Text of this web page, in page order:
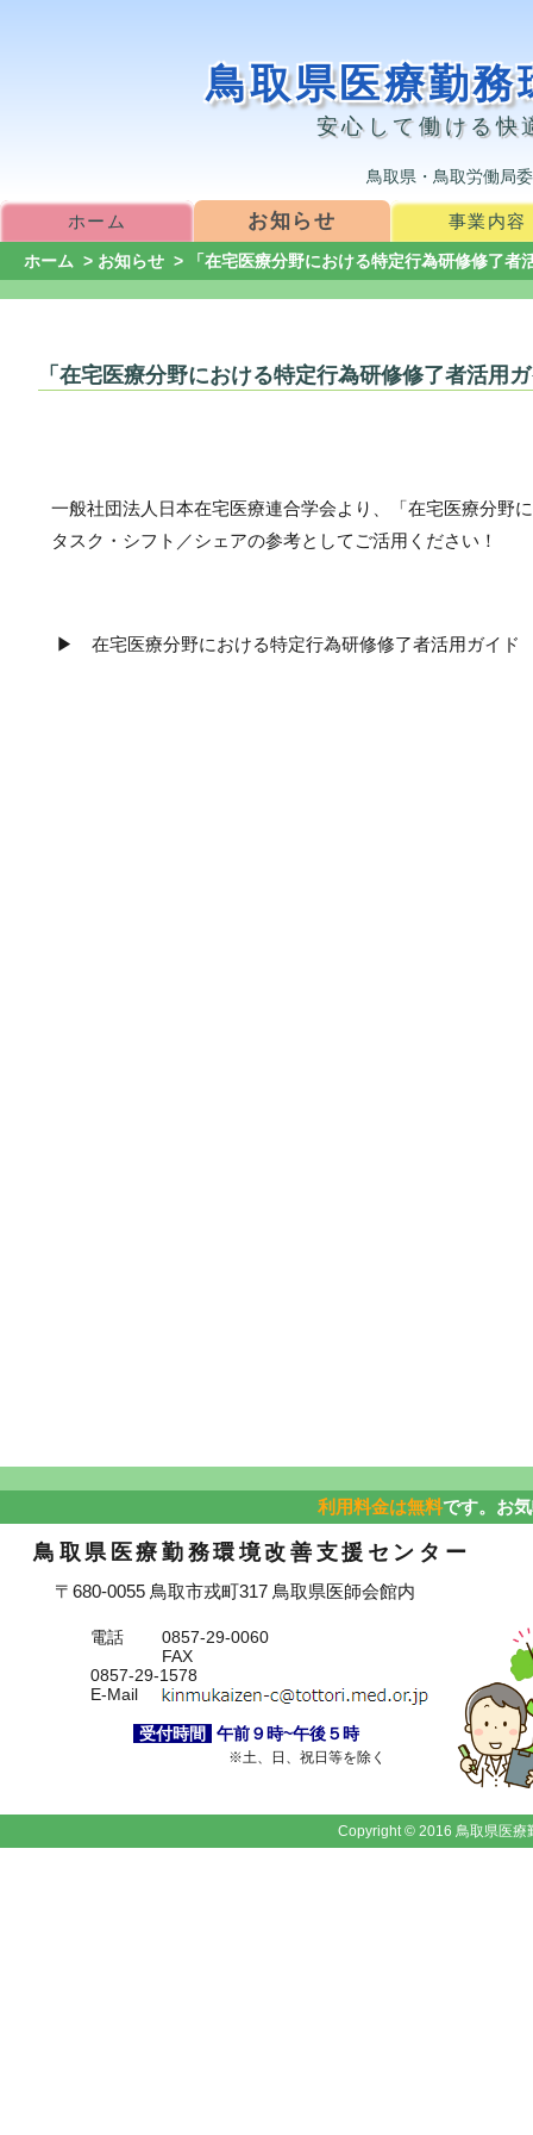
鳥取県医療勤
安心して働ける快
鳥取県・鳥取労働局
ホーム お知らせ 事業内容
ホーム > お知らせ > 「在宅医療分野における特定行為研修修了者
「在宅医療分野における特定行為研修修了者活用
一般社団法人日本在宅医療連合学会より、「在宅医療分野
タスク・シフト／シェアの参考としてご活用ください！
▶ 在宅医療分野における特定行為研修修了者活用ガイド
利用料金は無料です。お
鳥取県医療勤務環境改善支援センター
〒680-0055 鳥取市戎町317 鳥取県医師会館内
電話
0857-29-0060
FAX
0857-29-1578
E-Mail
受付時間 午前９時~午後５時
※土、日、祝日等を除く
Copyright © 2016 鳥取県医療